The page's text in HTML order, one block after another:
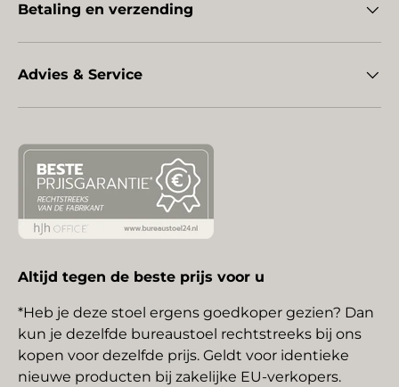
Betaling en verzending
Advies & Service
Altijd tegen de beste prijs voor u
*Heb je deze stoel ergens goedkoper gezien? Dan
kun je dezelfde bureaustoel rechtstreeks bij ons
kopen voor dezelfde prijs. Geldt voor identieke
nieuwe producten bij zakelijke EU-verkopers.